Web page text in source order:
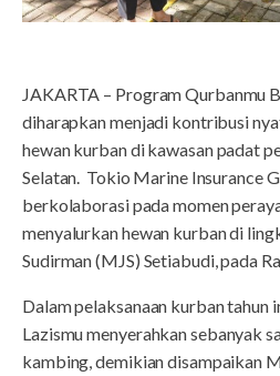
JAKARTA – Program Qurbanmu
diharapkan menjadi kontribusi
hewan kurban di kawasan padat
Selatan. Tokio Marine Insurance
berkolaborasi pada momen
menyalurkan hewan kurban di
Sudirman (MJS) Setiabudi, pada
Dalam pelaksanaan kurban tahun
Lazismu menyerahkan sebanyak
kambing, demikian disampaikan